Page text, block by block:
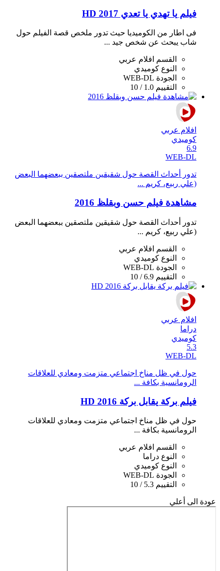
فيلم يا تهدي يا تعدي 2017 HD
فى اطار من الكوميديا حيث تدور ملخص قصة الفيلم حول
شاب يبحث عن شخص جيد ...
القسم افلام عربي
النوع كوميدي
الجودة WEB-DL
التقييم 1.0 / 10
افلام عربي
كوميدي
6.9
WEB-DL
تدور أحداث القصة حول شقيقين ملتصقين ببعضهما البعض
(علي ربيع، كريم ...
مشاهدة فيلم حسن وبقلظ 2016
تدور أحداث القصة حول شقيقين ملتصقين ببعضهما البعض
(علي ربيع، كريم ...
القسم
افلام عربي
النوع كوميدي
الجودة WEB-DL
التقييم 6.9 / 10
افلام عربي
دراما
كوميدي
5.3
WEB-DL
حول في ظل مناخ اجتماعي متزمت ومعادي للعلاقات
الرومانسية بكافة ...
فيلم بركة يقابل بركة 2016 HD
حول في ظل مناخ اجتماعي متزمت ومعادي للعلاقات
الرومانسية بكافة ...
القسم
افلام عربي
النوع دراما
النوع كوميدي
الجودة WEB-DL
التقييم 5.3 / 10
عودة الى أعلي